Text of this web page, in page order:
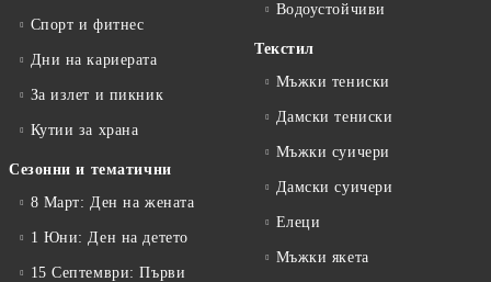
Спорт и фитнес
Дни на кариерата
За излет и пикник
Кутии за храна
Сезонни и тематични
8 Март: Ден на жената
1 Юни: Ден на детето
15 Септември: Първи
Водоустойчиви
Текстил
Мъжки тениски
Дамски тениски
Мъжки суичери
Дамски суичери
Елеци
Мъжки якета